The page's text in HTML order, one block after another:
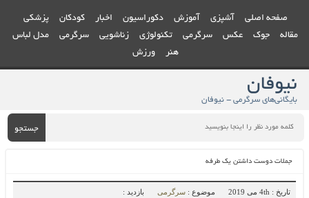
صفحه اصلی آشپزی آموزش دکوراسیون اخبار کودکان
پزشکی
مقاله
جوک عکس سرگرمی تکنولوژی زناشویی سرگرمی
مدل لباس
هنر
ورزش
نیوفان
بایگانی‌های سرگرمی - نیوفان
جستجو
جملات دوست داشتن یک طرفه
تاریخ : 4th می 2019 موضوع : سرگرمی بازدید :